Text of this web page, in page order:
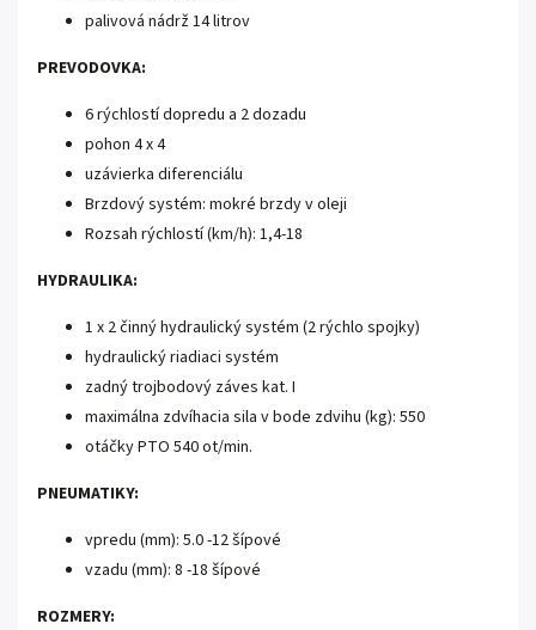
palivová nádrž 14 litrov
PREVODOVKA:
6 rýchlostí dopredu a 2 dozadu
pohon 4 x 4
uzávierka diferenciálu
Brzdový systém: mokré brzdy v oleji
Rozsah rýchlostí (km/h): 1,4-18
HYDRAULIKA:
1 x 2 činný hydraulický systém (2 rýchlo spojky)
hydraulický riadiaci systém
zadný trojbodový záves kat. I
maximálna zdvíhacia sila v bode zdvihu (kg): 550
otáčky PTO 540 ot/min.
PNEUMATIKY:
vpredu (mm): 5.0 -12 šípové
vzadu (mm): 8 -18 šípové
ROZMERY: